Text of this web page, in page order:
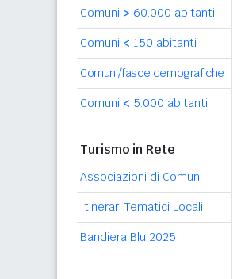
Comuni > 60.000 abitanti
Comuni < 150 abitanti
Comuni/fasce demografiche
Comuni < 5.000 abitanti
Turismo in Rete
Associazioni di Comuni
Itinerari Tematici Locali
Bandiera Blu 2025